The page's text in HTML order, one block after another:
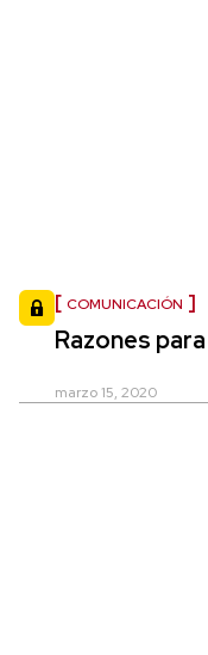
COMUNICACIÓN
Razones
marzo 15, 2020